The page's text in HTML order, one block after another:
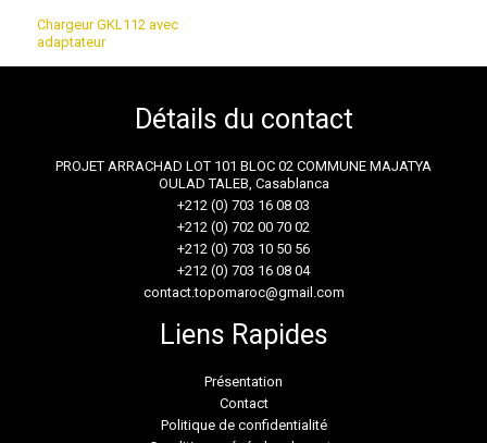
Chargeur GKL112 avec
adaptateur
Détails du contact
PROJET ARRACHAD LOT 101 BLOC 02 COMMUNE MAJATYA
OULAD TALEB, Casablanca
+212 (0) 703 16 08 03
+212 (0) 702 00 70 02
+212 (0) 703 10 50 56
+212 (0) 703 16 08 04
contact.topomaroc@gmail.com
Liens Rapides
Présentation
Contact
Politique de confidentialité